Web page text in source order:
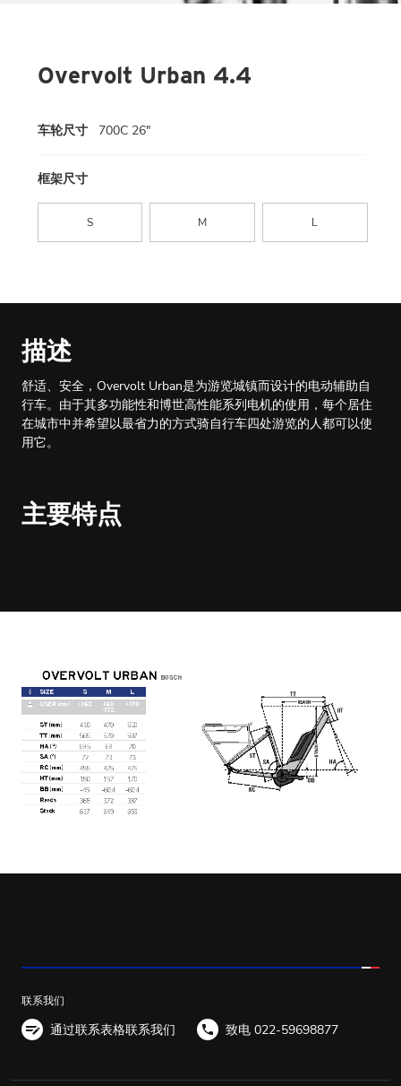
Overvolt Urban 4.4
车轮尺寸 700C 26"
框架尺寸
S M L
描述
舒适、安全，Overvolt Urban是为游览城镇而设计的电动辅助自
行车。由于其多功能性和博世高性能系列电机的使用，每个居住
在城市中并希望以最省力的方式骑自行车四处游览的人都可以使
用它。
主要特点
联系我们
通过联系表格联系我们 致电 022-59698877